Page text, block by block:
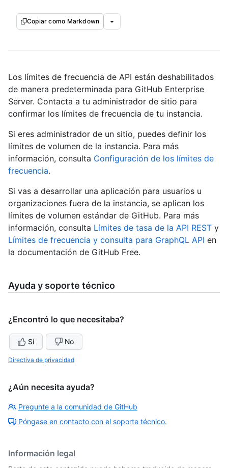
Copiar como Markdown
Los límites de frecuencia de API están deshabilitados
de manera predeterminada para GitHub Enterprise
Server. Contacta a tu administrador de sitio para
confirmar los límites de frecuencia de tu instancia.
Si eres administrador de un sitio, puedes definir los
límites de volumen de la instancia. Para más
información, consulta Configuración de los límites de
frecuencia.
Si vas a desarrollar una aplicación para usuarios u
organizaciones fuera de la instancia, se aplican los
límites de volumen estándar de GitHub. Para más
información, consulta Límites de tasa de la API REST y
Límites de frecuencia y consulta para GraphQL API en
la documentación de GitHub Free.
Ayuda y soporte técnico
¿Encontró lo que necesitaba?
Sí No
Directiva de privacidad
¿Aún necesita ayuda?
Pregunte a la comunidad de GitHub
Póngase en contacto con el soporte técnico.
Información legal